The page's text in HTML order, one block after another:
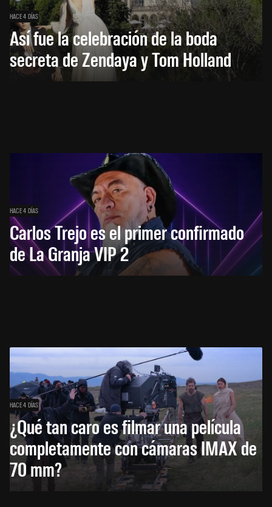
HACE 4 DÍAS
Así fue la celebración de la boda
secreta de Zendaya y Tom Holland
HACE 4 DÍAS
Carlos Trejo es el primer confirmado
de La Granja VIP 2
HACE 4 DÍAS
¿Qué tan caro es filmar una película
completamente con cámaras IMAX de
70 mm?